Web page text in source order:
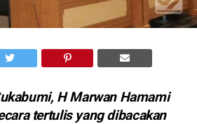
H Marwan Hamami
tertulis yang dibacakan